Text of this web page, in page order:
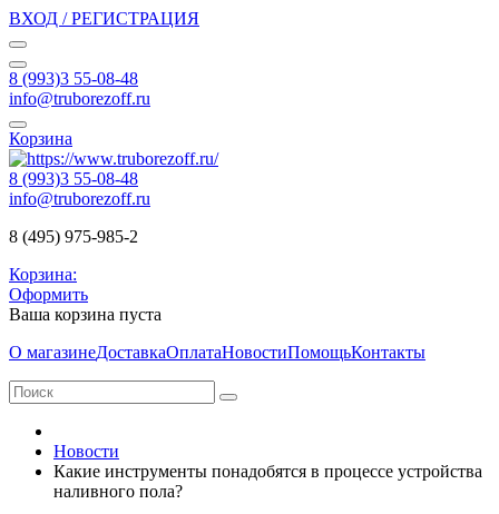
ВХОД / РЕГИСТРАЦИЯ
8 (993)3 55-08-48
info@truborezoff.ru
Корзина
8 (993)3 55-08-48
info@truborezoff.ru
8 (495) 975-985-2
Корзина:
Оформить
Ваша корзина пуста
О магазинеДоставкаОплатаНовостиПомощьКонтакты
Новости
Какие инструменты понадобятся в процессе устройства
наливного пола?